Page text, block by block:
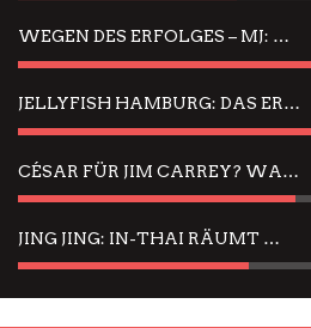
WEGEN DES ERFOLGES – MJ: MICHAEL JACKSON MUSICAL IN EINER MATINEE SEHEN
JELLYFISH HAMBURG: DAS ERFOLGREICHE SOMMER-MENÜ 2025 IN GEFÜHLEN UND BILDERN
CÉSAR FÜR JIM CARREY? WARUM DAS EINER DER NERVIGSTEN ACTORS IST UND BLEIBT
JING JING: IN-THAI RÄUMT WIEDER TITEL AB – EIN ZWEI-STUNDEN-ERLEBNISBERICHT